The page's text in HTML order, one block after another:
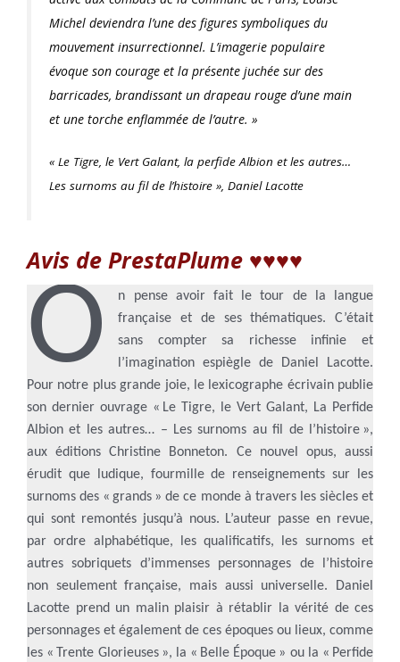
Michel deviendra l’une des figures symboliques du
mouvement insurrectionnel. L’imagerie populaire
évoque son courage et la présente juchée sur des
barricades, brandissant un drapeau rouge d’une main
et une torche enflammée de l’autre. »
« Le Tigre, le Vert Galant, la perfide Albion et les autres…
Les surnoms au fil de l’histoire », Daniel Lacotte
Avis de PrestaPlume ♥♥♥♥
O
n pense avoir fait le tour de la langue
française et de ses thématiques. C’était
sans compter sa richesse infinie et
l’imagination espiègle de Daniel Lacotte.
Pour notre plus grande joie, le lexicographe écrivain publie
son dernier ouvrage « Le Tigre, le Vert Galant, La Perfide
Albion et les autres… – Les surnoms au fil de l’histoire »,
aux éditions Christine Bonneton. Ce nouvel opus, aussi
érudit que ludique, fourmille de renseignements sur les
surnoms des « grands » de ce monde à travers les siècles et
qui sont remontés jusqu’à nous. L’auteur passe en revue,
par ordre alphabétique, les qualificatifs, les surnoms et
autres sobriquets d’immenses personnages de l’histoire
non seulement française, mais aussi universelle. Daniel
Lacotte prend un malin plaisir à rétablir la vérité de ces
personnages et également de ces époques ou lieux, comme
les « Trente Glorieuses », la « Belle Époque » ou la « Perfide